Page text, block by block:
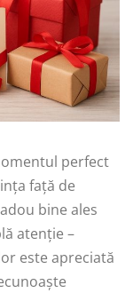
perfect
față de
bine ales
atenție –
este apreciată